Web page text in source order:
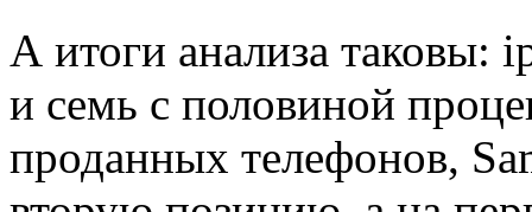
А итоги анализа таковы:
и семь с половиной
проданных телефонов,